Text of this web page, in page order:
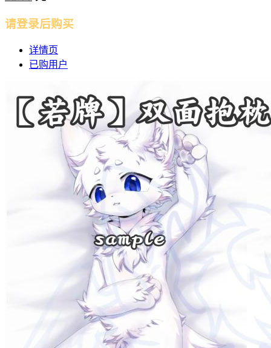
请登录后购买
详情页
已购用户